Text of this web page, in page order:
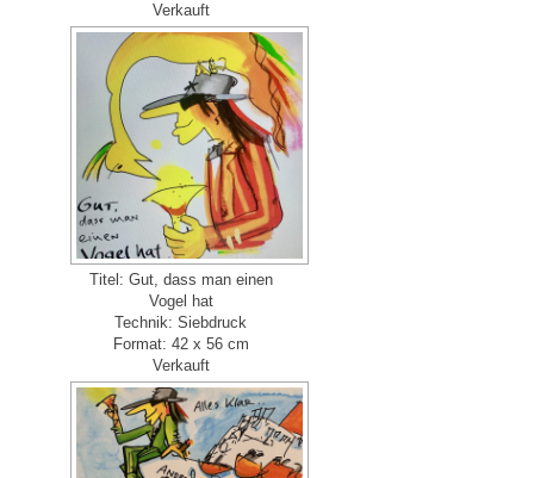
Verkauft
Titel: Gut, dass man einen
Vogel hat
Technik: Siebdruck
Format: 42 x 56 cm
Verkauft